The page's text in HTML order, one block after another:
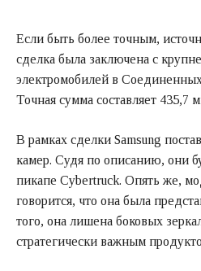
Если быть более точным,
сделка была заключена с
электромобилей в
Точная сумма составляет 435,7
В рамках сделки Samsung
камер. Судя по описанию, они
пикапе Cybertruck. Опять же,
говорится, что она была
того, она лишена боковых
стратегически важным